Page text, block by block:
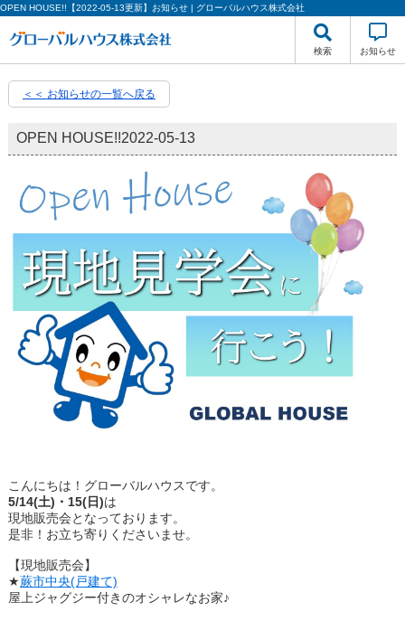
OPEN HOUSE!!【2022-05-13更新】お知らせ | グローバルハウス株式会社
検索 お知らせ
＜＜ お知らせの一覧へ戻る
OPEN HOUSE!!2022-05-13
こんにちは！グローバルハウスです。
5/14(土)・15(日)は
現地販売会となっております。
是非！お立ち寄りくださいませ。
【現地販売会】
★蕨市中央(戸建て)
屋上ジャグジー付きのオシャレなお家♪